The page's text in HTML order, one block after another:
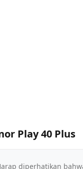
Play 40 Plus
diperhatikan